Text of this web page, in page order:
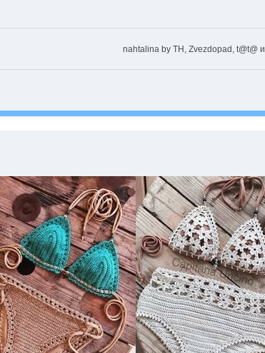
nahtalina by TH, Zvezdopad, t@t@ и